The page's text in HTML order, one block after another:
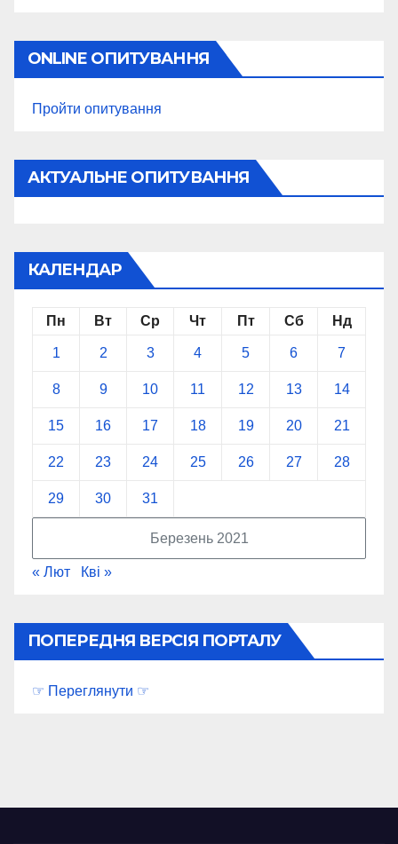
ONLINE ОПИТУВАННЯ
Пройти опитування
АКТУАЛЬНЕ ОПИТУВАННЯ
КАЛЕНДАР
Березень 2021
Пн Вт Ср Чт Пт Сб Нд
1 2 3 4 5 6 7
8 9 10 11 12 13 14
15 16 17 18 19 20 21
22 23 24 25 26 27 28
29 30 31
« Лют Кві »
ПОПЕРЕДНЯ ВЕРСІЯ ПОРТАЛУ
☞ Переглянути ☞